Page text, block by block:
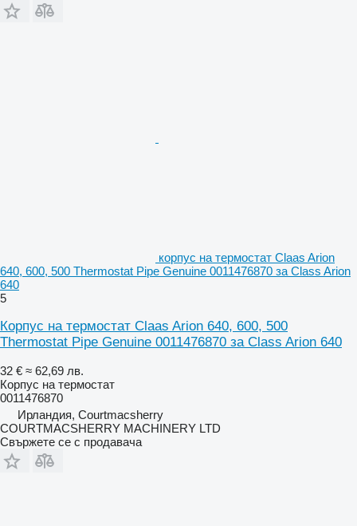
корпус на термостат Claas Arion
640, 600, 500 Thermostat Pipe Genuine 0011476870 за Class Arion
640
5
Корпус на термостат Claas Arion 640, 600, 500
Thermostat Pipe Genuine 0011476870 за Class Arion 640
32 € ≈ 62,69 лв.
Корпус на термостат
0011476870
Ирландия, Courtmacsherry
COURTMACSHERRY MACHINERY LTD
Свържете се с продавача